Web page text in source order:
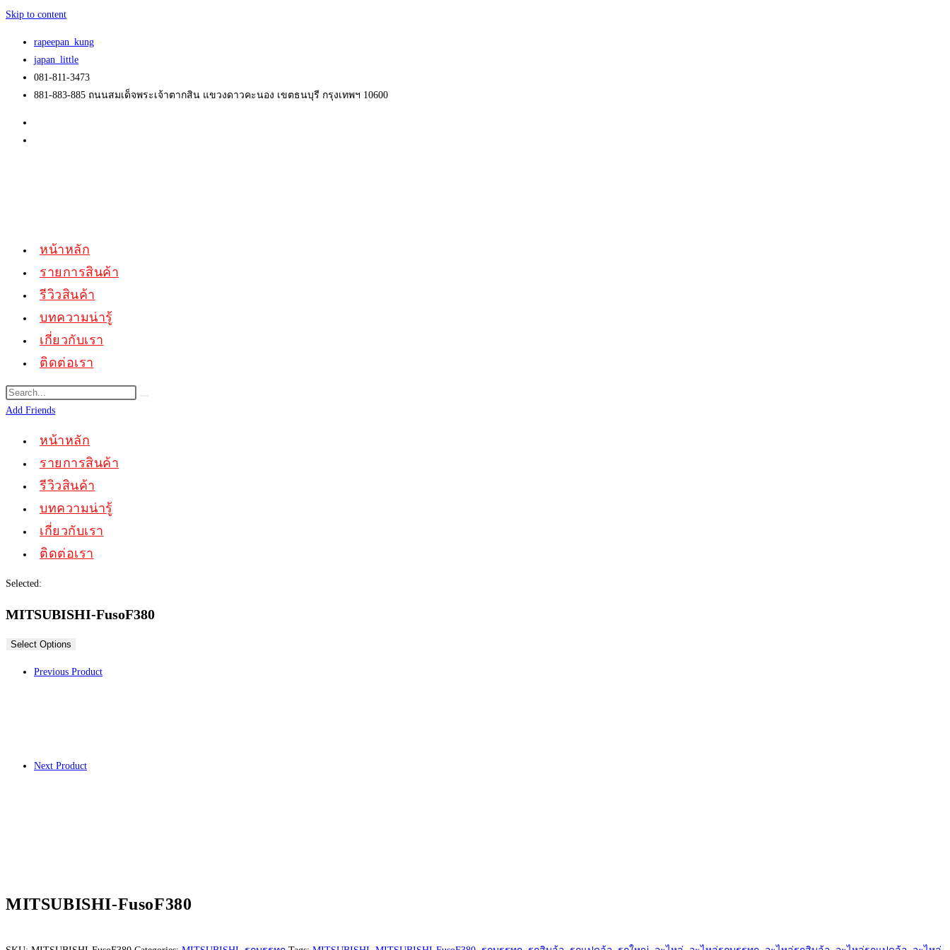
Skip to content
rapeepan_kung
japan_little
081-811-3473
881-883-885 ถนนสมเด็จพระเจ้าตากสิน แขวงดาวคะนอง เขตธนบุรี กรุงเทพฯ 10600
หน้าหลัก
รายการสินค้า
รีวิวสินค้า
บทความน่ารู้
เกี่ยวกับเรา
ติดต่อเรา
Add Friends
หน้าหลัก
รายการสินค้า
รีวิวสินค้า
บทความน่ารู้
เกี่ยวกับเรา
ติดต่อเรา
Selected:
MITSUBISHI-FusoF380
Select Options
Previous Product
Next Product
MITSUBISHI-FusoF380